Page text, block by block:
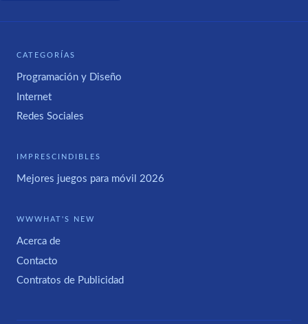
CATEGORÍAS
Programación y Diseño
Internet
Redes Sociales
IMPRESCINDIBLES
Mejores juegos para móvil 2026
WWWHAT'S NEW
Acerca de
Contacto
Contratos de Publicidad